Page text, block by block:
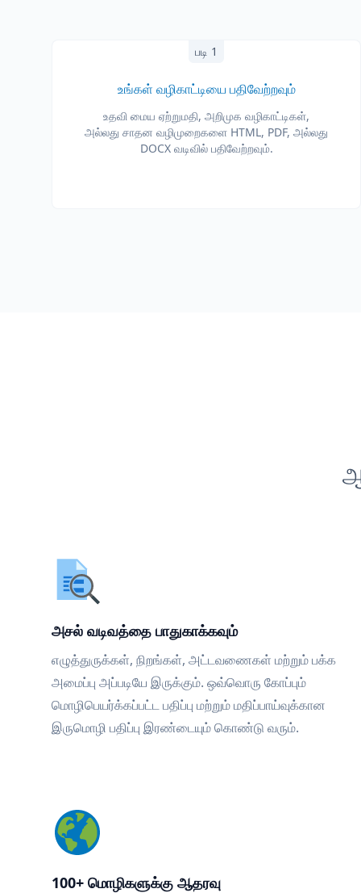
படி 1
உங்கள் வழிகாட்டியை பதிவேற்றவும்
உதவி மைய ஏற்றுமதி, அறிமுக வழிகாட்டிகள்,
அல்லது சாதன வழிமுறைகளை HTML, PDF, அல்லது
DOCX வடிவில் பதிவேற்றவும்.
அசல் வடிவத்தை பாதுகாக்கவும்
எழுத்துருக்கள், நிறங்கள், அட்டவணைகள் மற்றும் பக்க
அமைப்பு அப்படியே இருக்கும். ஒவ்வொரு கோப்பும்
மொழிபெயர்க்கப்பட்ட பதிப்பு மற்றும் மதிப்பாய்வுக்கான
இருமொழி பதிப்பு இரண்டையும் கொண்டு வரும்.
100+ மொழிகளுக்கு ஆதரவு